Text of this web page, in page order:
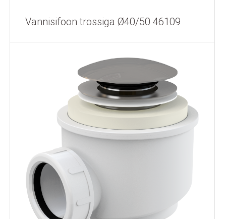
Vannisifoon trossiga Ø40/50 46109